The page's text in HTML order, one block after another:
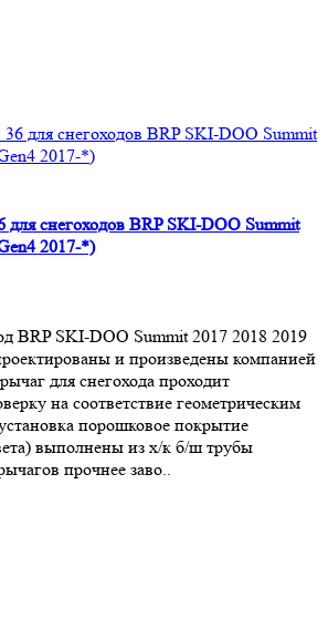
для снегоходов BRP SKI-DOO Summit
2017-*)
BRP SKI-DOO Summit 2017 2018 2019
и произведены компанией
для снегохода проходит
на соответствие геометрическим
порошковое покрытие
выполнены из х/к б/ш трубы
прочнее заво..